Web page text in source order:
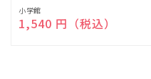
販
売
小学館
通常価格
1,540 円（税込）